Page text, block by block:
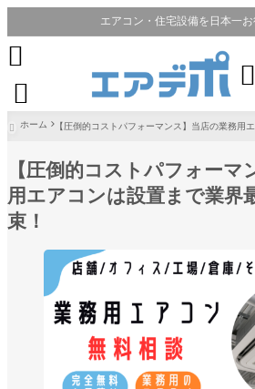
エアコン・住宅設備を日本一



 ホーム 【圧倒的コストパフォーマンス】当店の業務用
【圧倒的コストパフォーマ
用エアコンは設置まで業界
束！